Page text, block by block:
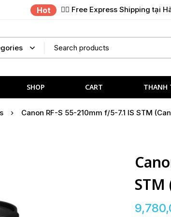
Hot ✌🏼 Free Express Shipping tại
SHOP CART THANH
Canon RF-S 55-210mm f/5-7.1 IS STM
STM